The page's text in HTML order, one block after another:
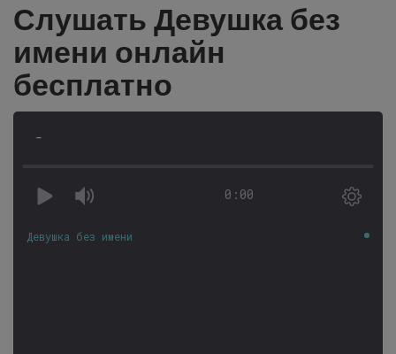
Слушать Девушка без
имени онлайн
бесплатно
-
0:00
Девушка без имени